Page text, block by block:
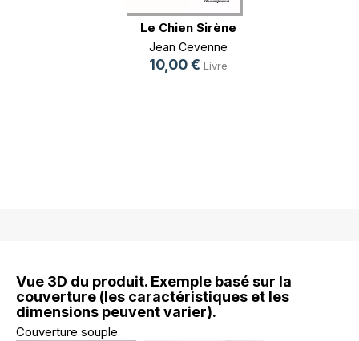
Le Chien Sirène
Jean Cevenne
10,00 € Livre
Vue 3D du produit. Exemple basé sur la
couverture (les caractéristiques et les
dimensions peuvent varier).
Couverture souple